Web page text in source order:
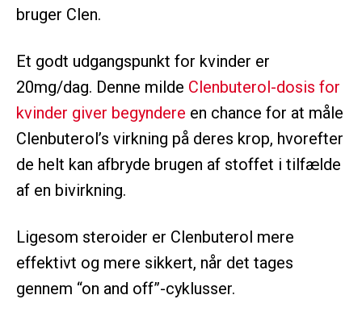
bruger Clen.
Et godt udgangspunkt for kvinder er
20mg/dag. Denne milde Clenbuterol-dosis for
kvinder giver begyndere en chance for at måle
Clenbuterol’s virkning på deres krop, hvorefter
de helt kan afbryde brugen af stoffet i tilfælde
af en bivirkning.
Ligesom steroider er Clenbuterol mere
effektivt og mere sikkert, når det tages
gennem “on and off”-cyklusser.